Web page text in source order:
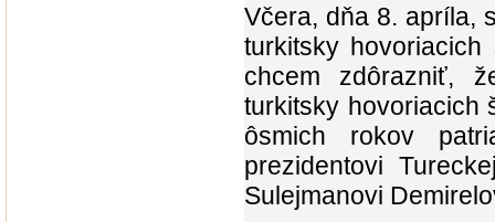
Včera, dňa 8. apríla,
turkitsky
chcem zdôrazniť,
turkitsky hovoriacich
ôsmich rokov
prezidentovi
Sulejmanovi